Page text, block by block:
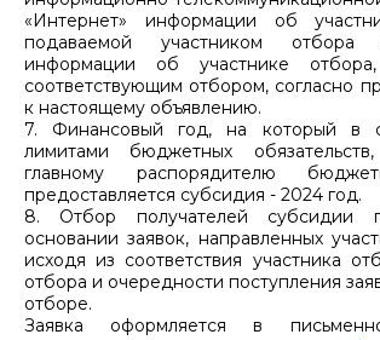
«Интернет» информации об
подаваемой участником отбора
информации об участнике
соответствующим отбором, согласно
к настоящему объявлению.
7. Финансовый год, на который в
лимитами бюджетных
главному распорядителю
предоставляется субсидия - 2024 год.
8. Отбор получателей субсидии
основании заявок, направленных
исходя из соответствия участника
отбора и очередности поступления
отборе.
Заявка оформляется в